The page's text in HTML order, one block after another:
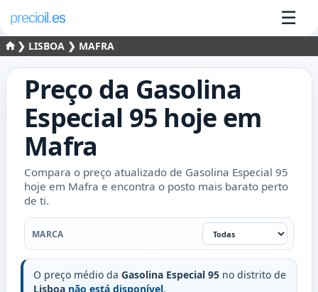
precioil.es ☰
❯ LISBOA ❯ MAFRA
Preço da Gasolina
Especial 95 hoje em
Mafra
Compara o preço atualizado de Gasolina Especial 95
hoje em Mafra e encontra o posto mais barato perto
de ti.
Marca
MARCA
O preço médio da Gasolina Especial 95 no distrito de
Lisboa não está disponível.